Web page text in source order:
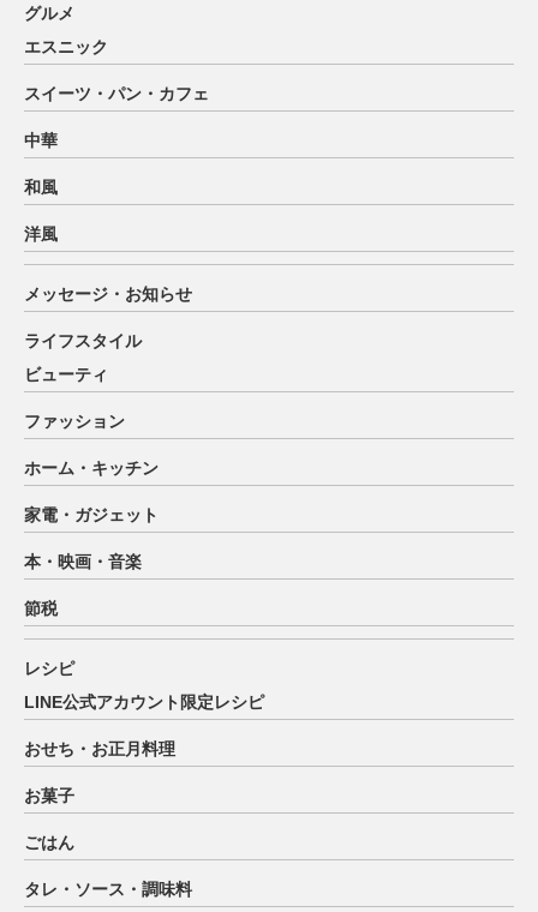
グルメ
エスニック
スイーツ・パン・カフェ
中華
和風
洋風
メッセージ・お知らせ
ライフスタイル
ビューティ
ファッション
ホーム・キッチン
家電・ガジェット
本・映画・音楽
節税
レシピ
LINE公式アカウント限定レシピ
おせち・お正月料理
お菓子
ごはん
タレ・ソース・調味料